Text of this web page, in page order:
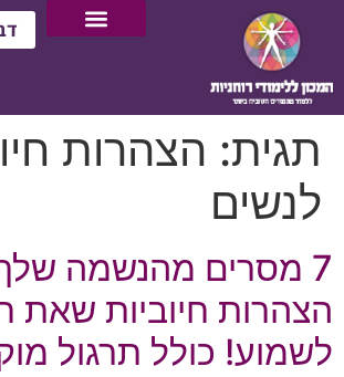
תגית: הצהרות
לנשים
7 מסרים מהנשמה
הצהרות חיוביות שאת
לשמוע! כולל תרגול